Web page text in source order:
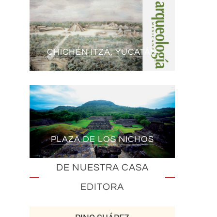
CHICHÉN ITZÁ, YUCATÁN
PLAZA DE LOS NICHOS
DE NUESTRA CASA
EDITORA